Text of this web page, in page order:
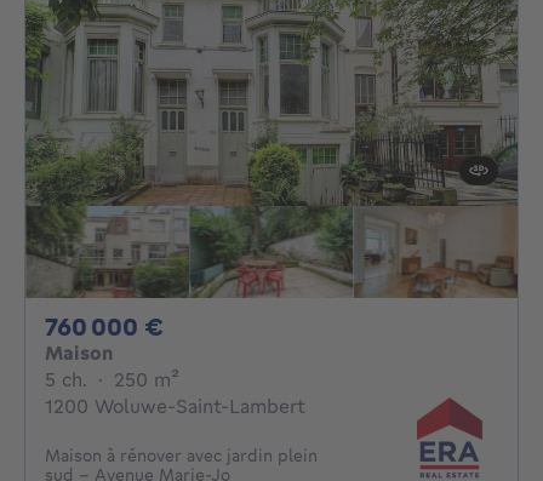
760 000 €
Maison
5 ch. 5 chambres
· 250 m²
1200 Woluwe-Saint-Lambert
Maison à rénover avec jardin plein
sud – Avenue Marie-Jo